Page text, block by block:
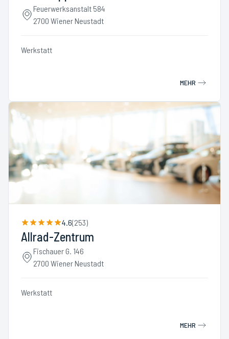
Feuerwerksanstalt 584
2700 Wiener Neustadt
Werkstatt
MEHR
4.6(253)
Allrad-Zentrum
Fischauer G. 146
2700 Wiener Neustadt
Werkstatt
MEHR